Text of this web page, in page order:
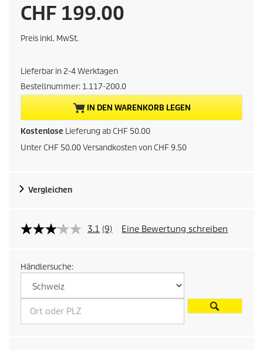
A
k
u
e
l
l
e
P
e
i
s
CHF 199.00
Preis inkl. MwSt.
Lieferbar in 2-4 Werktagen
Bestellnummer: 1.117-200.0
IN DEN WARENKORB LEGEN
Kostenlose Lieferung ab CHF 50.00
Unter CHF 50.00 Versandkosten von CHF 9.50
Vergleichen
3.1 (9) Eine Bewertung schreiben
Händlersuche: